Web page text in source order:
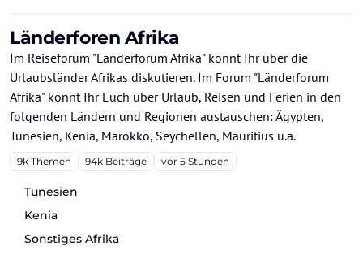
Länderforen Afrika
Im Reiseforum "Länderforum Afrika" könnt Ihr über die
Urlaubsländer Afrikas diskutieren. Im Forum "Länderforum
Afrika" könnt Ihr Euch über Urlaub, Reisen und Ferien in den
folgenden Ländern und Regionen austauschen: Ägypten,
Tunesien, Kenia, Marokko, Seychellen, Mauritius u.a.
9k Themen 94k Beiträge vor 5 Stunden
Tunesien
Kenia
Sonstiges Afrika